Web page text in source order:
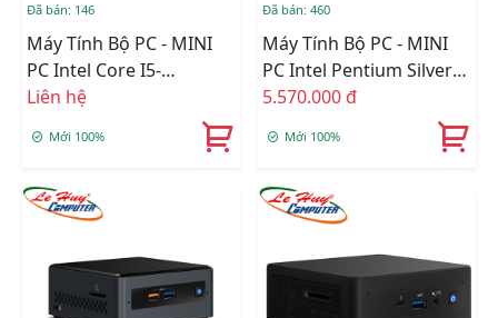
Đã bán: 146
Máy Tính Bộ PC - MINI
PC Intel Core I5-
1135G7/Intel Iris Xe
Bluetooth/Ram Option/
(BNUC11TNHI50Z00)
Liên hệ
Mới 100%
Đã bán: 460
Máy Tính Bộ PC - MINI
PC Intel Pentium Silver
J5005/Intel UHD
Option/Ổ Cứng
(NUC7PJYHN2)
5.570.000 đ
Mới 100%